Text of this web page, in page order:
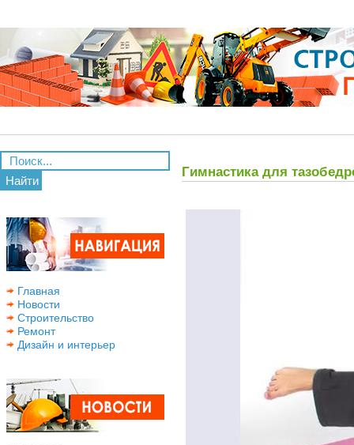
Найти
Главная
Новости
Строительство
Ремонт
Дизайн и интерьер
Гимнастика для